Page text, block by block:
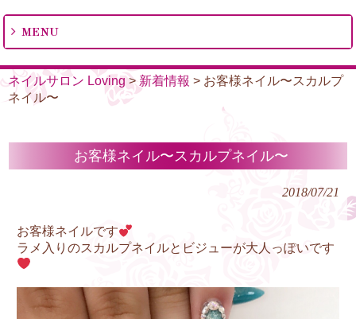
MENU
ネイルサロン Loving> 新着情報 > お客様ネイル〜スカルプ
ネイル〜
お客様ネイル〜スカルプネイル〜
2018/07/21
お客様ネイルです
ラメ入りのスカルプネイルとビジューが大人っぽいです